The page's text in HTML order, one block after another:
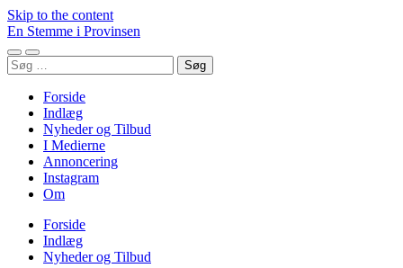
Skip to the content
En Stemme i Provinsen
Toggle
mobile
Toggle
search
Søg
efter:
Forside
Indlæg
Nyheder og Tilbud
I Medierne
Annoncering
Instagram
Om
Forside
Indlæg
Nyheder og Tilbud